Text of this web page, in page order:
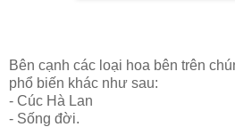
Bên cạnh các loại hoa bên trên
phổ biến khác như sau:
- Cúc Hà Lan
- Sống đời.